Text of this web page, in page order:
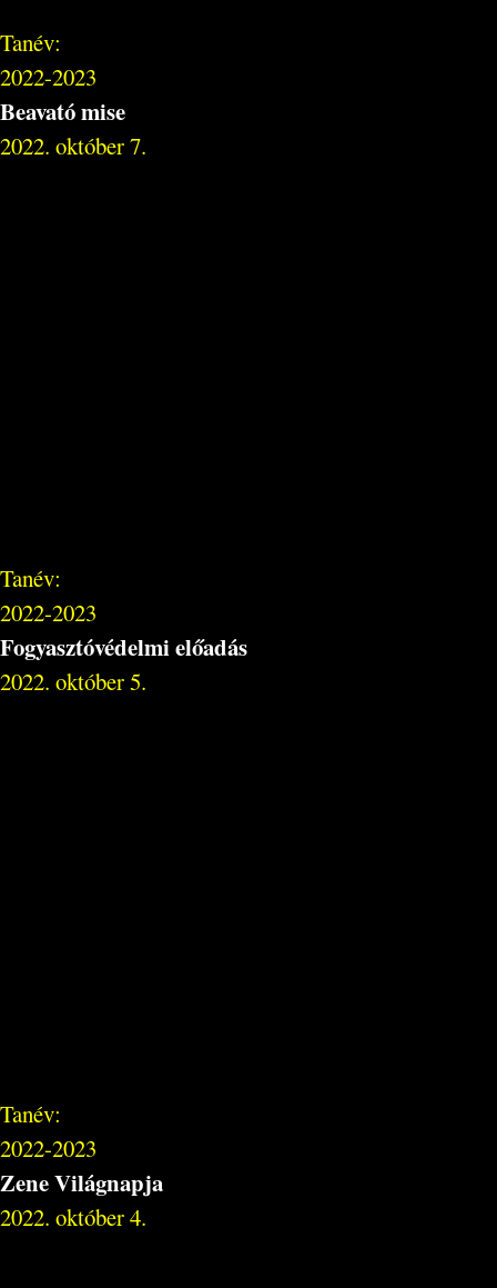
Tanév:
2022-2023
Beavató mise
2022. október 7.
Tanév:
2022-2023
Fogyasztóvédelmi előadás
2022. október 5.
Tanév:
2022-2023
Zene Világnapja
2022. október 4.